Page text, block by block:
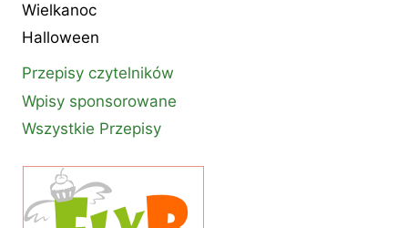
Wielkanoc
Halloween
Przepisy czytelników
Wpisy sponsorowane
Wszystkie Przepisy